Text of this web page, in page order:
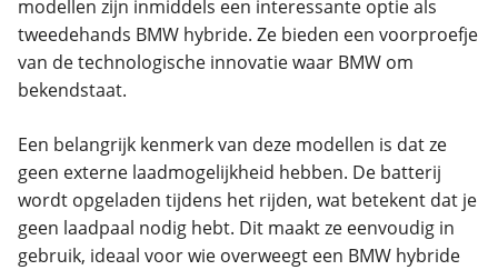
modellen zijn inmiddels een interessante optie als
tweedehands BMW hybride. Ze bieden een voorproefje
van de technologische innovatie waar BMW om
bekendstaat.
Een belangrijk kenmerk van deze modellen is dat ze
geen externe laadmogelijkheid hebben. De batterij
wordt opgeladen tijdens het rijden, wat betekent dat je
geen laadpaal nodig hebt. Dit maakt ze eenvoudig in
gebruik, ideaal voor wie overweegt een BMW hybride